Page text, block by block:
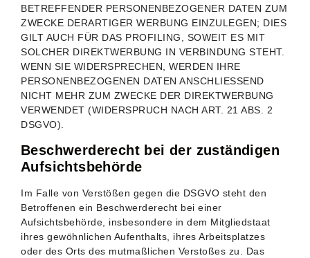
BETREFFENDER PERSONENBEZOGENER DATEN ZUM
ZWECKE DERARTIGER WERBUNG EINZULEGEN; DIES
GILT AUCH FÜR DAS PROFILING, SOWEIT ES MIT
SOLCHER DIREKTWERBUNG IN VERBINDUNG STEHT.
WENN SIE WIDERSPRECHEN, WERDEN IHRE
PERSONENBEZOGENEN DATEN ANSCHLIESSEND
NICHT MEHR ZUM ZWECKE DER DIREKTWERBUNG
VERWENDET (WIDERSPRUCH NACH ART. 21 ABS. 2
DSGVO).
Beschwerde­recht bei der zuständigen
Aufsichts­behörde
Im Falle von Verstößen gegen die DSGVO steht den
Betroffenen ein Beschwerderecht bei einer
Aufsichtsbehörde, insbesondere in dem Mitgliedstaat
ihres gewöhnlichen Aufenthalts, ihres Arbeitsplatzes
oder des Orts des mutmaßlichen Verstoßes zu. Das